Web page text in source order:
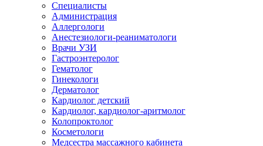
Специалисты
Администрация
Аллергологи
Анестезиологи-реаниматологи
Врачи УЗИ
Гастроэнтеролог
Гематолог
Гинекологи
Дерматолог
Кардиолог детский
Кардиолог, кардиолог-аритмолог
Колопроктолог
Косметологи
Медсестра массажного кабинета